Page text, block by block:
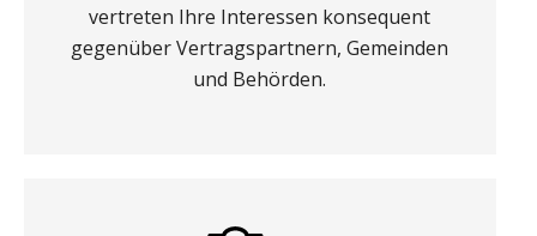
vertreten Ihre Interessen konsequent
gegenüber Vertragspartnern, Gemeinden
und Behörden.